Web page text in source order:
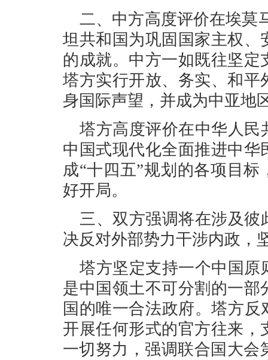
二、中方高度评价在埃莫
坦共和国为巩固国家主权
的成就。中方一如既往坚
塔方实行开放、务实、和
身国际声望，并成为中亚地
塔方高度评价在中华人民
中国式现代化全面推进中
成“十四五”规划的各项目
好开局。
三、双方强调将在涉及
决反对外部势力干涉内政，
塔方坚定支持一个中国原
是中国领土不可分割的一
国的唯一合法政府。塔方
开展任何形式的官方往来
一切努力，强调联合国大会